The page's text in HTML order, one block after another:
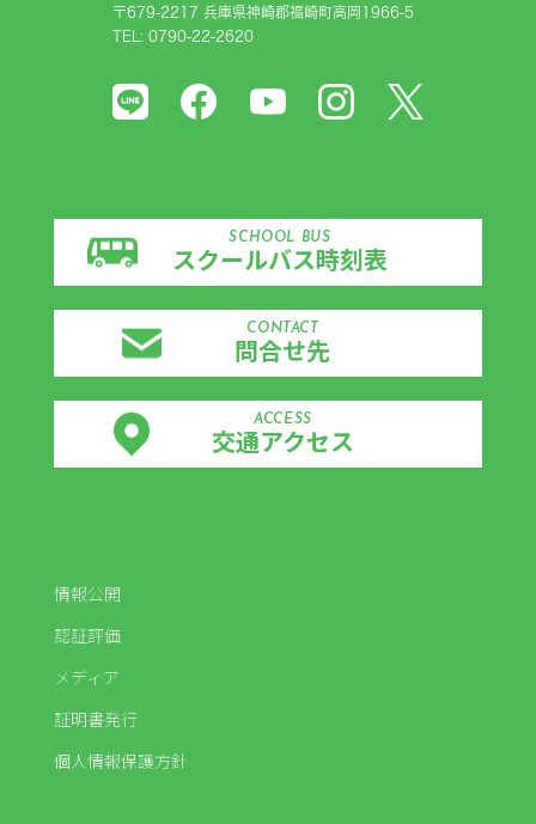
〒679-2217 兵庫県神崎郡福崎町高岡1966-5
TEL: 0790-22-2620
SCHOOL BUS
スクールバス時刻表
CONTACT
問合せ先
ACCESS
交通アクセス
情報公開
認証評価
メディア
証明書発行
個人情報保護方針